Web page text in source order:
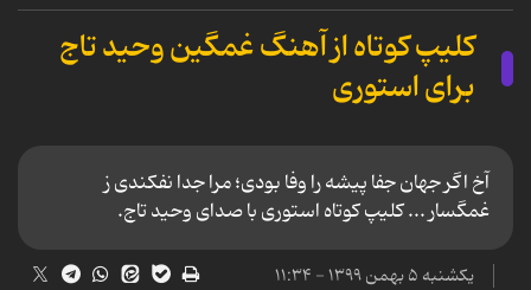
کلیپ کوتاه از آهنگ غمگین وحید تاج
برای استوری
آخ اگر جهان جفا پیشه را وفا بودی؛ مرا جدا نفکندی ز
غمگسار ... کلیپ کوتاه استوری با صدای وحید تاج.
یکشنبه ۵ بهمن ۱۳۹۹ - ۱۱:۳۴